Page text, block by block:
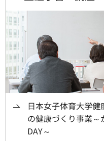
日本女子体育大学
の健康づくり事業
DAY～